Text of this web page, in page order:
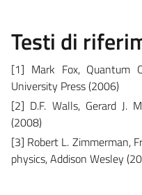
Testi di
[1] Mark Fox, Quantum
University Press (2006)
[2] D.F. Walls, Gerard J.
(2008)
[3] Robert L. Zimmerman,
physics, Addison Wesley